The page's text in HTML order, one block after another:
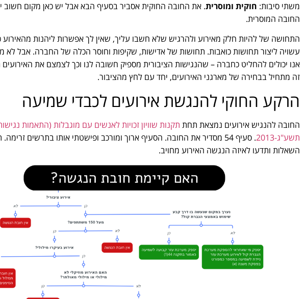
משתי סיבות: חוקית ומוסרית. את החובה החוקית אסביר בסעיף הבא אבל יש כאן מקום חשוב
החובה המוסרית.
התחושה של להיות חלק מאירוע ולהרגיש שלא חשבו עליך, שאין לך אפשרות ליהנות
עשויה ליצור תחושות כואבות. תחושות של אדישות, שקיפות וחוסר הכלה של החברה. אבל לא
אנו יכולים להחליט כחברה – שהנגישות הציבורית מספיק חשובה לנו וכך לצמצם את
זה מתחיל בבחירה של מארגני האירועים, יחד עם לחץ מהציבור.
הרקע החוקי להנגשת אירועים לכבדי שמיעה
החובה להנגיש אירועים נמצאת תחת תקנות שוויון זכויות לאנשים עם מוגבלות (התאמות
תשע"ג-2013
. סעיף 54 מסדיר את החובה. הסעיף ארוך ומורכב ופישטתי אותו בתרשים
השאלות ותדעו לאיזה הנגשה האירוע מחויב.